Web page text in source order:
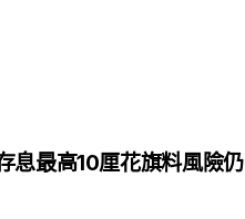
息最高10厘花旗料風險仍